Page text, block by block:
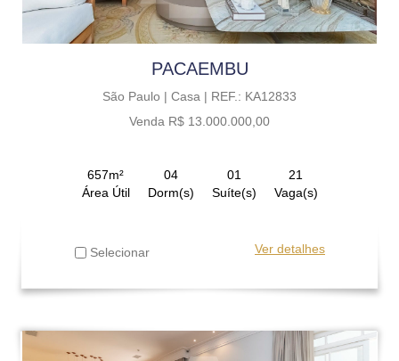
PACAEMBU
São Paulo | Casa | REF.: KA12833
Venda R$ 13.000.000,00
657m²
Área Útil
04
Dorm(s)
01
Suíte(s)
21
Vaga(s)
Selecionar Ver detalhes